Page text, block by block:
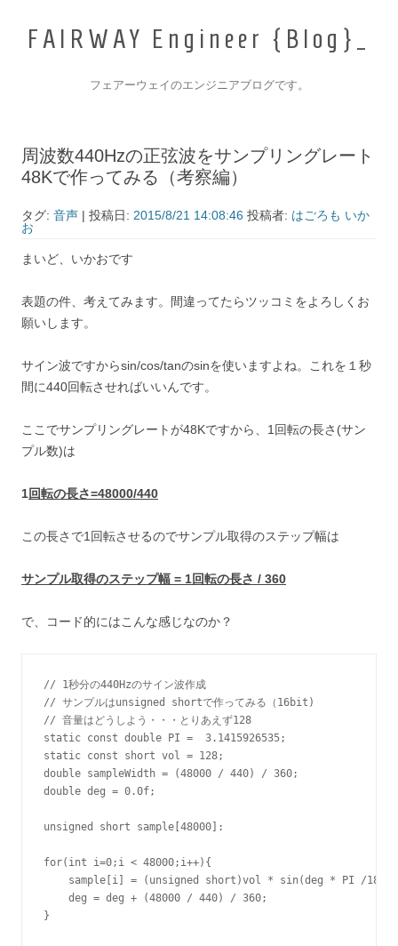
FA IRWAY Eng ineer {B log}
フェアーウェイのエンジニアブログです。
周波数440Hzの正弦波をサンプリングレート
48Kで作ってみる（考察編）
タグ: 音声 | 投稿日: 2015/8/21 14:08:46 投稿者: はごろも いか
お
まいど、いかおです
表題の件、考えてみます。間違ってたらツッコミをよろしくお
願いします。
サイン波ですからsin/cos/tanのsinを使いますよね。これを１秒
間に440回転させればいいんです。
ここでサンプリングレートが48Kですから、1回転の長さ(サン
プル数)は
1回転の長さ=48000/440
この長さで1回転させるのでサンプル取得のステップ幅は
サンプル取得のステップ幅 = 1回転の長さ / 360
で、コード的にはこんな感じなのか？
// 1秒分の440Hzのサイン波作成
// サンプルはunsigned shortで作ってみる（16bit)
// 音量はどうしよう・・・とりあえず128
static const double PI =  3.1415926535;
static const short vol = 128;
double sampleWidth = (48000 / 440) / 360;
double deg = 0.0f;
unsigned short sample[48000]:
for(int i=0;i < 48000;i++){
    sample[i] = (unsigned short)vol * sin(deg * PI /180);
    deg = deg + (48000 / 440) / 360;
}